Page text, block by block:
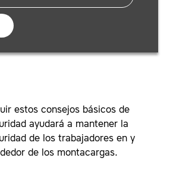
estos consejos básicos de
ayudará a mantener la
de los trabajadores en y
de los montacargas.